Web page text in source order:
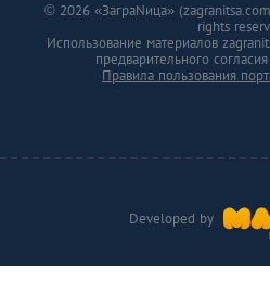
Developed by
© 2026 «ЗаграNица»
rights
Использование материалов
предварительного
Правила пользования